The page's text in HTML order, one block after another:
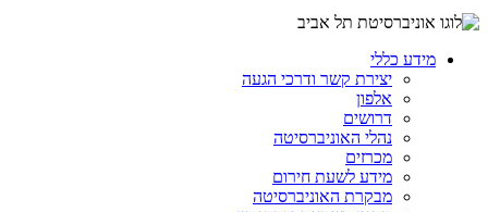
מידע כללי
יצירת קשר ודרכי הגעה
אלפון
דרושים
נהלי האוניברסיטה
מכרזים
מידע לשעת חירום
מבקרת האוניברסיטה